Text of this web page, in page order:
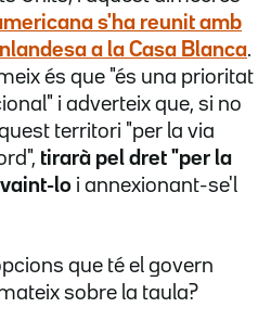
s'ha reunit amb
a la Casa Blanca.
és que "és una prioritat
i adverteix que, si no
territori "per la via
tirarà pel dret "per la
lo i annexionant-se'l
que té el govern
sobre la taula?